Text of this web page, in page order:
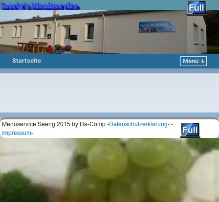
Seerig’s Menüservice
Startseite
Menü ↓
Zum Inhalt wechseln
Zum sekundären Inhalt wechseln
Menüservice Seerig 2015 by Ha-Comp -Datenschutzerklärung- -
Impressum-